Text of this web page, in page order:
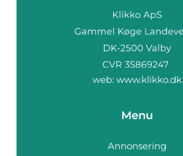
web: www.klikko.dk
Menu
Annonsering